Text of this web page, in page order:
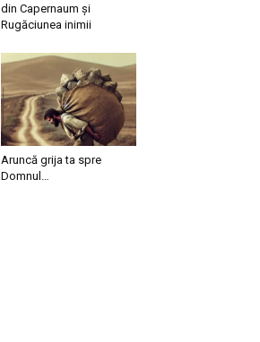
din Capernaum și
Rugăciunea inimii
Aruncă grija ta spre
Domnul…